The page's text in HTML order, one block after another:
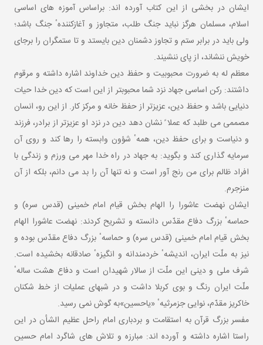
ایشان در بخشی از این کتاب آورده اند: براساس آموزه ‏های اساسی
اسلام، مسلمان هرگز نباید جنگ طلب، متجاوز و آغازکنندهٴ جنگ باشد؛
ولی باید در برابر ستم و تجاوز دشمنان دین بایستد و تا ستمگران را برجای
خویش ننشاند، از پای ننشیند.
معظم له به ضرورت محبوبیت و حفظ دین خداوند اشاره داشته و مرقوم
داشتند: رکن اساسی جهاد نزد شما محبوب‏تر از این است که دین خدا حیات
دنیایی باشد و حفظ دین، عزیزتر از حفظ خانه و مرکز کار. از این‏ رو، انسان
مصممی می ‏طلبد که عملا ً نشان دهد دین در نزد او عزیزتر از برادر، فرزند
و دنیاست و برای حفظ دین، همهٴ شؤون وابسته را رها کند و روی آن
سرمایه‏ گذاری کند و بگوید: به جهاد در راه خدا مهر می‏ ورزم و زندگی با
افراد ظالم برای من رنج ‏آور است و نه تنها آن را بد می‏ دانم، بلکه از آن
منزجرم.
ایشان نهضت عاشورا را الهام بخش قیام امام خمینی (قدس سره) و
حماسهٴ بزرگ دفاع مقدّس دانسته و تشریح کردند: نهضت عاشورا الهام
بخش قیام امام خمینی (قدس سره) و حماسهٴ بزرگ دفاع مقدّس بوده و
نیز به ملّت ایران، اندیشهٴ خردمندانه و انگیزهٴ صادقانه بخشیده است.
شرف ملی و دینی این ملّت از سالار شهیدان است و دفاع هشت سالهٴ
ملّت ایران رنگ و بوی کربلا داشت و در شب‏های عملیات از خط شکنان
خاکریز مقدّم، نوایی جزمرثیهٴ «یاحسین»به گوش نمی‏ رسید.
مفسر بزرگ قرآن به استقامت و بردباری امام راحل عظیم الشأن در این
راستا اشاره داشته و آورده اند: مبارزه و تلاش‏ های شاگرد امام حسین